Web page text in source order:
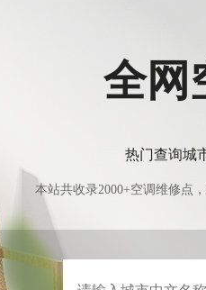
全网
热门查询城
本站共收录2000+空调维修点